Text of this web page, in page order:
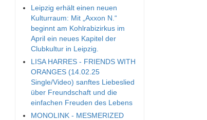
Leipzig erhält einen neuen
Kulturraum: Mit „Axxon N.“
beginnt am Kohlrabizirkus im
April ein neues Kapitel der
Clubkultur in Leipzig.
LISA HARRES - FRIENDS WITH
ORANGES (14.02.25
Single/Video) sanftes Liebeslied
über Freundschaft und die
einfachen Freuden des Lebens
MONOLINK - MESMERIZED